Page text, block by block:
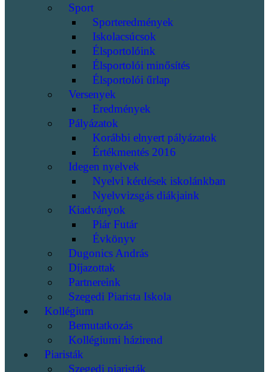
Sport
Sporteredmények
Iskolacsúcsok
Élsportolóink
Élsportolói minősítés
Élsportolói űrlap
Versenyek
Eredmények
Pályázatok
Korábbi elnyert pályázatok
Értékmentés 2016
Idegen nyelvek
Nyelvi kérdések iskolánkban
Nyelvvizsgás diákjaink
Kiadványok
Piár Futár
Évkönyv
Dugonics András
Díjazottak
Partnereink
Szegedi Piarista Iskola
Kollégium
Bemutatkozás
Kollégiumi házirend
Piaristák
Szegedi piaristák